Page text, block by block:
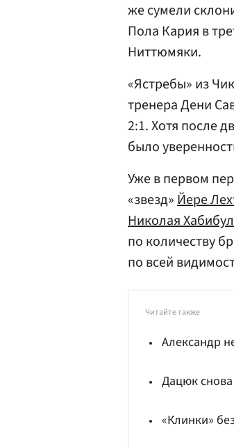
же сумели
Пола Кария в
Ниттюмяки.
«Ястребы» из
тренера Дени
2:1. Хотя после
было
Уже в первом
«звезд»Йере
Николая
по количеству
по всей
Читайте также
Александр
Дацюк
«Клинки»